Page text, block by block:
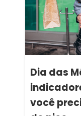
Dia das
você